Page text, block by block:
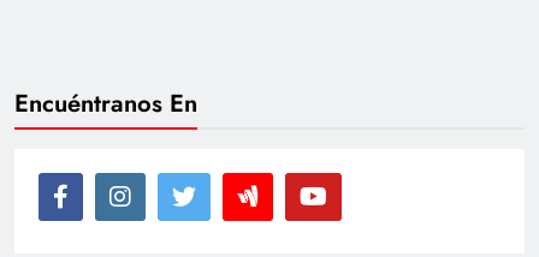
Encuéntranos En